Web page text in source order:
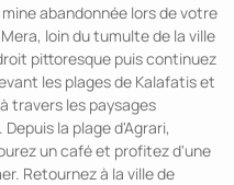
abandonnée lors de votre
loin du tumulte de la ville
pittoresque puis continuez
les plages de Kalafatis et
travers les paysages
la plage d'Agrari,
un café et profitez d'une
Retournez à la ville de